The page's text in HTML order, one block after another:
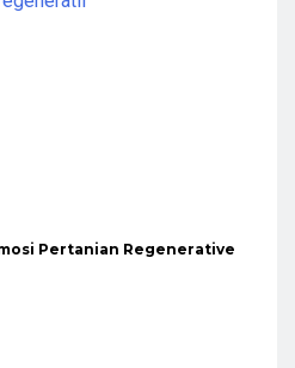
Pertanian Regenerative